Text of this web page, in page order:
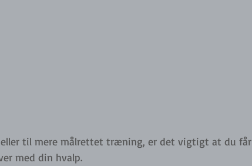
til mere målrettet træning, er det vigtigt at du får
med din hvalp.